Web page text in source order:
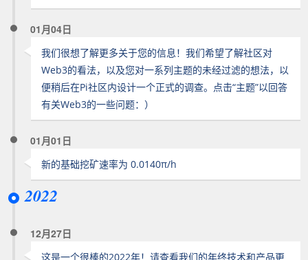
01月04日
我们很想了解更多关于您的信息！我们希望了解社区对
Web3的看法，以及您对一系列主题的未经过滤的想法，以
便稍后在Pi社区内设计一个正式的调查。点击“主题”以回答
有关Web3的一些问题：）
01月01日
新的基础挖矿速率为 0.0140π/h
2022
12月27日
这是一个很棒的2022年！请查看我们的年终技术和产品更